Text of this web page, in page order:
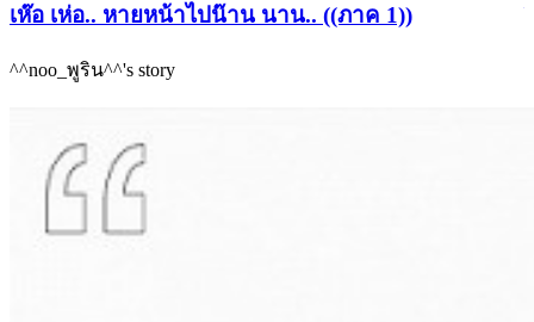
เห๊อ เห่อ.. หายหน้าไปน๊าน นาน.. ((ภาค 1))
^^noo_พูริน^^'s story